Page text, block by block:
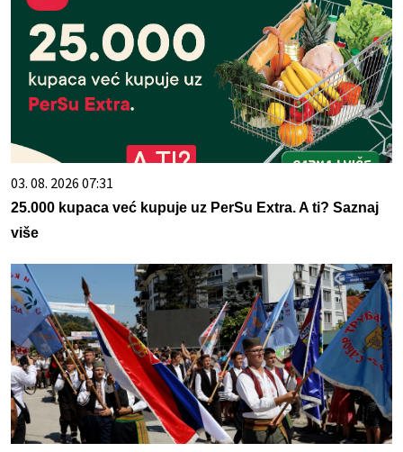
03. 08. 2026 07:31
25.000 kupaca već kupuje uz PerSu Extra. A ti? Saznaj
više